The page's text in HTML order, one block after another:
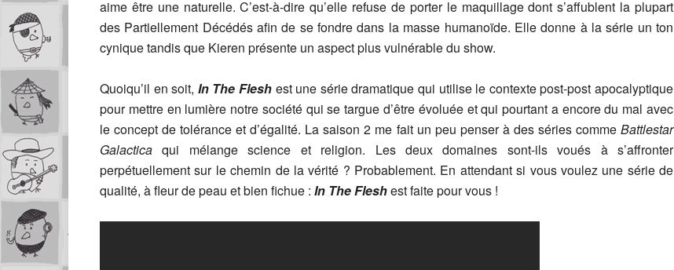
aime être une naturelle. C’est-à-dire qu’elle refuse de porter le maquillage dont s’affublent la plupart
des Partiellement Décédés afin de se fondre dans la masse humanoïde. Elle donne à la série un ton
cynique tandis que Kieren présente un aspect plus vulnérable du show.
Quoiqu’il en soit, In The Flesh est une série dramatique qui utilise le contexte post-post apocalyptique
pour mettre en lumière notre société qui se targue d’être évoluée et qui pourtant a encore du mal avec
le concept de tolérance et d’égalité. La saison 2 me fait un peu penser à des séries comme Battlestar
Galactica qui mélange science et religion. Les deux domaines sont-ils voués à s’affronter
perpétuellement sur le chemin de la vérité ? Probablement. En attendant si vous voulez une série de
qualité, à fleur de peau et bien fichue : In The Fleshest faite pour vous !